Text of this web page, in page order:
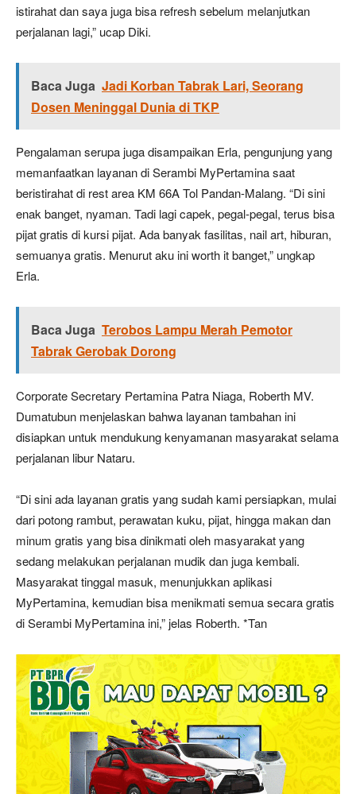
istirahat dan saya juga bisa refresh sebelum melanjutkan
perjalanan lagi,” ucap Diki.
Baca Juga Jadi Korban Tabrak Lari, Seorang
Dosen Meninggal Dunia di TKP
Pengalaman serupa juga disampaikan Erla, pengunjung yang
memanfaatkan layanan di Serambi MyPertamina saat
beristirahat di rest area KM 66A Tol Pandan-Malang. “Di sini
enak banget, nyaman. Tadi lagi capek, pegal-pegal, terus bisa
pijat gratis di kursi pijat. Ada banyak fasilitas, nail art, hiburan,
semuanya gratis. Menurut aku ini worth it banget,” ungkap
Erla.
Baca Juga Terobos Lampu Merah Pemotor
Tabrak Gerobak Dorong
Corporate Secretary Pertamina Patra Niaga, Roberth MV.
Dumatubun menjelaskan bahwa layanan tambahan ini
disiapkan untuk mendukung kenyamanan masyarakat selama
perjalanan libur Nataru.
“Di sini ada layanan gratis yang sudah kami persiapkan, mulai
dari potong rambut, perawatan kuku, pijat, hingga makan dan
minum gratis yang bisa dinikmati oleh masyarakat yang
sedang melakukan perjalanan mudik dan juga kembali.
Masyarakat tinggal masuk, menunjukkan aplikasi
MyPertamina, kemudian bisa menikmati semua secara gratis
di Serambi MyPertamina ini,” jelas Roberth. *Tan